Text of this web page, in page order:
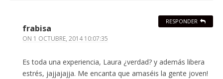
frabisa
ON 1 OCTUBRE, 2014 10:07:35
Es toda una experiencia, Laura ¿verdad? y además libera
estrés, jajjajajja. Me encanta que amaséis la gente joven!
RESPONDER